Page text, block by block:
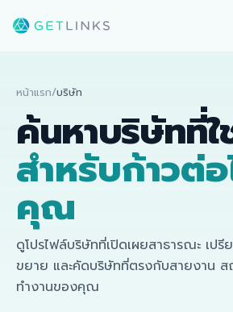
หน้าแรก/บริษัท
ค้นหาบริษัทที่ใ
สำหรับก้าวต่
คุณ
ดูโปรไฟล์บริษัทที่เปิดเผยสาธารณะ เป
ขยาย และคัดบริษัทที่ตรงกับสายงาน ส
ทำงานของคุณ